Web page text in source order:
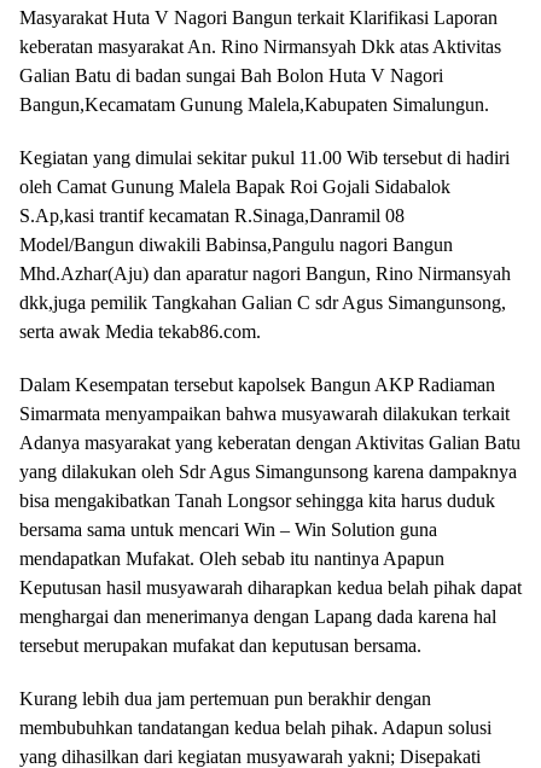
Masyarakat Huta V Nagori Bangun terkait Klarifikasi Laporan
keberatan masyarakat An. Rino Nirmansyah Dkk atas Aktivitas
Galian Batu di badan sungai Bah Bolon Huta V Nagori
Bangun,Kecamatam Gunung Malela,Kabupaten Simalungun.
Kegiatan yang dimulai sekitar pukul 11.00 Wib tersebut di hadiri
oleh Camat Gunung Malela Bapak Roi Gojali Sidabalok
S.Ap,kasi trantif kecamatan R.Sinaga,Danramil 08
Model/Bangun diwakili Babinsa,Pangulu nagori Bangun
Mhd.Azhar(Aju) dan aparatur nagori Bangun, Rino Nirmansyah
dkk,juga pemilik Tangkahan Galian C sdr Agus Simangunsong,
serta awak Media tekab86.com.
Dalam Kesempatan tersebut kapolsek Bangun AKP Radiaman
Simarmata menyampaikan bahwa musyawarah dilakukan terkait
Adanya masyarakat yang keberatan dengan Aktivitas Galian Batu
yang dilakukan oleh Sdr Agus Simangunsong karena dampaknya
bisa mengakibatkan Tanah Longsor sehingga kita harus duduk
bersama sama untuk mencari Win – Win Solution guna
mendapatkan Mufakat. Oleh sebab itu nantinya Apapun
Keputusan hasil musyawarah diharapkan kedua belah pihak dapat
menghargai dan menerimanya dengan Lapang dada karena hal
tersebut merupakan mufakat dan keputusan bersama.
Kurang lebih dua jam pertemuan pun berakhir dengan
membubuhkan tandatangan kedua belah pihak. Adapun solusi
yang dihasilkan dari kegiatan musyawarah yakni; Disepakati